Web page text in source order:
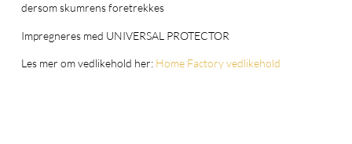
dersom skumrens foretrekkes
Impregneres med UNIVERSAL PROTECTOR
Les mer om vedlikehold her: Home Factory vedlikehold